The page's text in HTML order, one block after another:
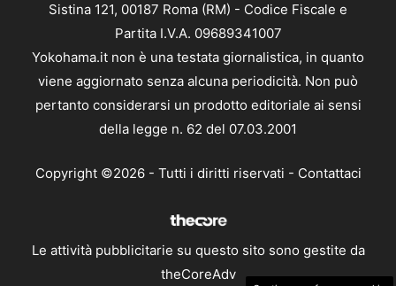
Sistina 121, 00187 Roma (RM) - Codice Fiscale e
Partita I.V.A. 09689341007
Yokohama.it non è una testata giornalistica, in quanto
viene aggiornato senza alcuna periodicità. Non può
pertanto considerarsi un prodotto editoriale ai sensi
della legge n. 62 del 07.03.2001
Copyright ©2026 - Tutti i diritti riservati - Contattaci
Le attività pubblicitarie su questo sito sono gestite da
theCoreAdv